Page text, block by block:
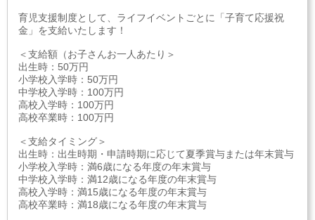
育児支援制度として、ライフイベントごとに「子育て応援祝
金」を支給いたします！
＜支給額（お子さんお一人あたり＞
出生時：50万円
小学校入学時：50万円
中学校入学時：100万円
高校入学時：100万円
高校卒業時：100万円
＜支給タイミング＞
出生時：出生時期・申請時期に応じて夏季賞与または年末賞与
小学校入学時：満6歳になる年度の年末賞与
中学校入学時：満12歳になる年度の年末賞与
高校入学時：満15歳になる年度の年末賞与
高校卒業時：満18歳になる年度の年末賞与